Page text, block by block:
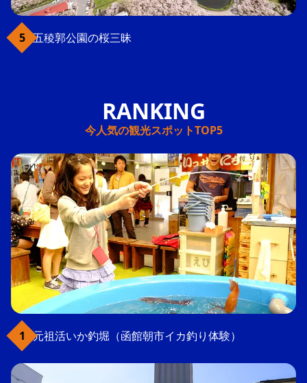
五稜郭公園の桜三昧
今人気の観光スポットTOP5
元祖活いか釣堀（函館朝市イカ釣り体験）